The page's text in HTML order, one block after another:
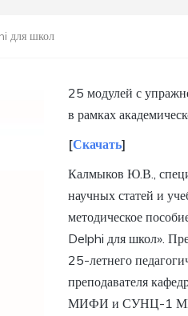
для школ
25 модулей с
в рамках
[Скачать]
Калмыков Ю.В.,
научных статей и
методическое
Delphi для школ».
25-летнего
преподавателя
МИФИ и СУНЦ-1